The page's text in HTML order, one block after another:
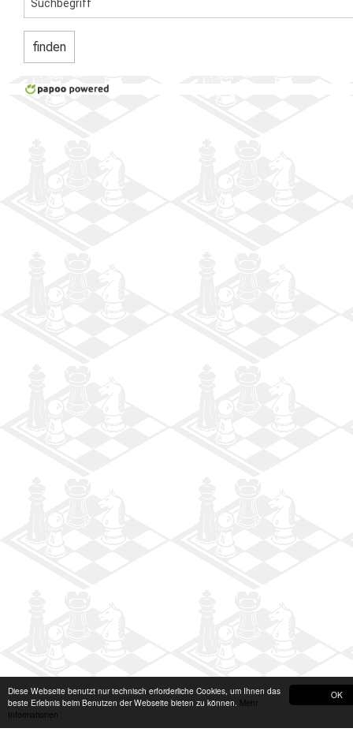
OK
Diese Webseite benutzt nur technisch erforderliche Cookies, um Ihnen das
beste Erlebnis beim Benutzen der Webseite bieten zu können. Mehr
Informationen